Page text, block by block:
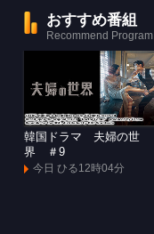
おすすめ番組
Recommend Program
韓国ドラマ 夫婦の世
界 ＃9
今日 ひる12時04分